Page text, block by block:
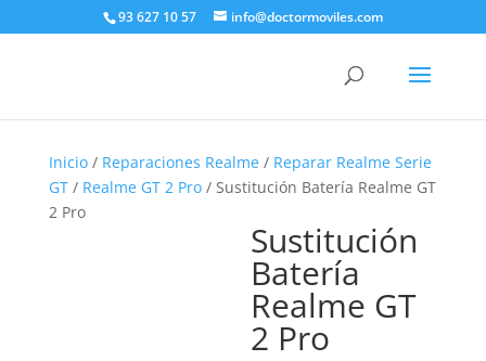
93 627 10 57 info@doctormoviles.com
Inicio/ Reparaciones Realme/ Reparar Realme Serie
GT/ Realme GT 2 Pro/ Sustitución Batería Realme GT
2 Pro
Sustitución
Batería
Realme GT
2 Pro